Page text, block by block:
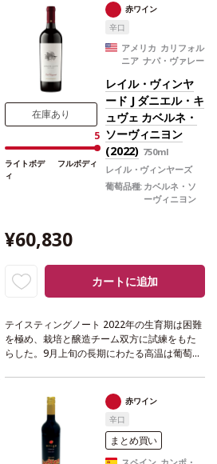
甘い余韻のフィニッシュが長く続く。
鹿、ウサギ、イノシシなどの肉料理、チー
ズなどと好相性
葡萄品種ピノ・ノワール
ヴィンテージが在庫切れの場合、在庫があり
価格が同様の場合は自動的に次のヴィンテー
ジに変更されます、ご了承ください。
在庫あり
5
ライトボデ
ィ
フルボディ
赤ワイン
辛口
アメリカ カリフォル
ニア ナパ・ヴァレー
レイル・ヴィンヤ
ード J ダニエル・キ
ュヴェ カベルネ・
ソーヴィニヨン
(2022) 750ml
レイル・ヴィンヤーズ
葡萄品種: カベルネ・ソ
ーヴィニヨン
¥60,830
カートに追加
テイスティングノート 2022年の生育期は困難
を極め、栽培と醸造チーム双方に試練をもた
らした。9月上旬の長期にわたる高温は葡萄樹
萄樹が回復すると、力強い風味を持つ果実が
実り、美味しいワインを造ることに成功。タ
ンニンは焦点が定まっており、熟して素晴ら
しくまろやか。アロマと風味どちらも黒果実
を想起させ、熟成した柔らかい味わいが口い
っぱいに広がる。ヴィンテージは風味豊か
赤ワイン
辛口
まとめ買い